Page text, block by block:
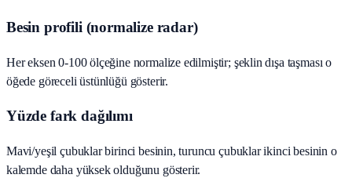
Besin profili (normalize radar)
Her eksen 0-100 ölçeğine normalize edilmiştir; şeklin dışa taşması o
öğede göreceli üstünlüğü gösterir.
Yüzde fark dağılımı
Mavi/yeşil çubuklar birinci besinin, turuncu çubuklar ikinci besinin o
kalemde daha yüksek olduğunu gösterir.